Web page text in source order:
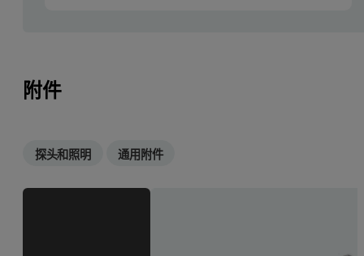
附件
探头和照明 通用附件